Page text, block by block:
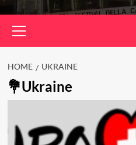
Menu
HOME UKRAINE
Ukraine